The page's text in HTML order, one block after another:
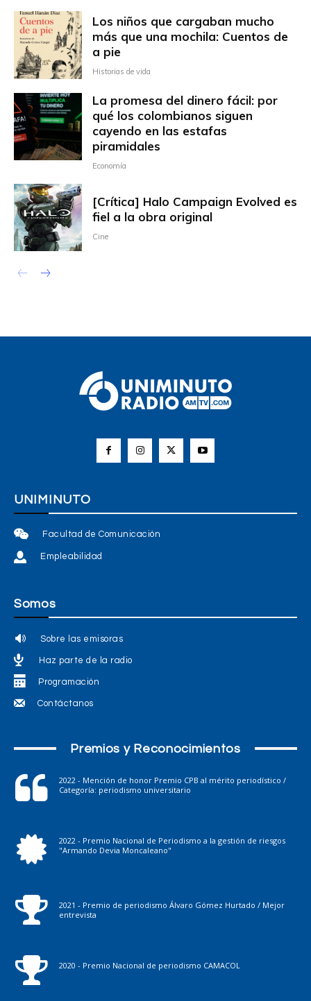
Los niños que cargaban mucho
más que una mochila: Cuentos de
a pie
Historias de vida
La promesa del dinero fácil: por
qué los colombianos siguen
cayendo en las estafas
piramidales
Economía
[Crítica] Halo Campaign Evolved es
fiel a la obra original
Cine
UNIMINUTO
Facultad de Comunicación
Empleabilidad
Somos
Sobre las emisoras
Haz parte de la radio
Programación
Contáctanos
Premios y Reconocimientos
2022 - Mención de honor Premio CPB al mérito periodístico /
Categoría: periodismo universitario
2022 - Premio Nacional de Periodismo a la gestión de riesgos
"Armando Devia Moncaleano"
2021 - Premio de periodismo Álvaro Gómez Hurtado / Mejor
entrevista
2020 - Premio Nacional de periodismo CAMACOL